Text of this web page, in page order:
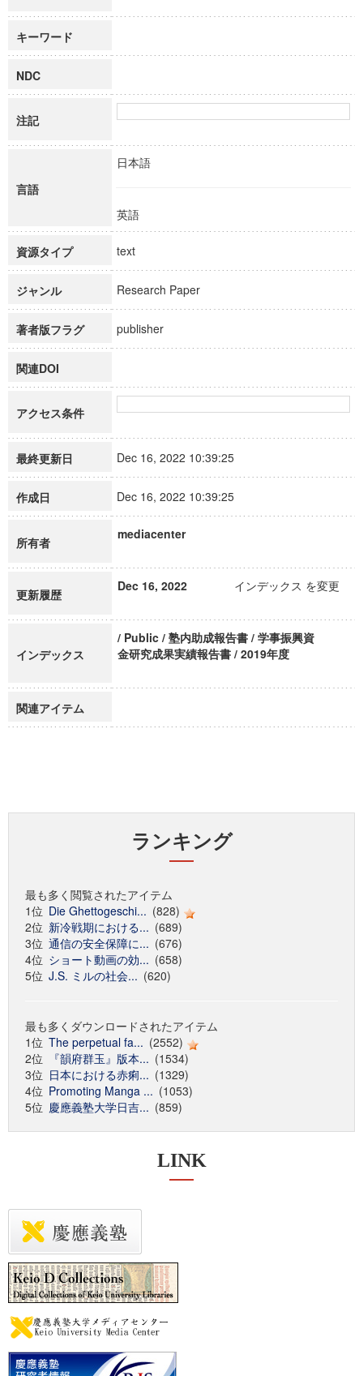
キーワード
NDC
注記
言語
日本語
英語
資源タイプ text
ジャンル Research Paper
著者版フラグ publisher
関連DOI
アクセス条件
最終更新日 Dec 16, 2022 10:39:25
作成日 Dec 16, 2022 10:39:25
所有者
mediacenter
更新履歴
Dec 16, 2022 インデックス を変更
インデックス
/ Public / 塾内助成報告書 / 学事振興資
金研究成果実績報告書 / 2019年度
関連アイテム
ランキング
最も多く閲覧されたアイテム
1位 Die Ghettogeschi... (828)
2位 新冷戦期における... (689)
3位 通信の安全保障に... (676)
4位 ショート動画の効... (658)
5位 J.S. ミルの社会... (620)
最も多くダウンロードされたアイテム
1位 The perpetual fa... (2552)
2位
『韻府群玉』版本... (1534)
3位 日本における赤痢... (1329)
4位 Promoting Manga ... (1053)
5位 慶應義塾大学日吉... (859)
LINK